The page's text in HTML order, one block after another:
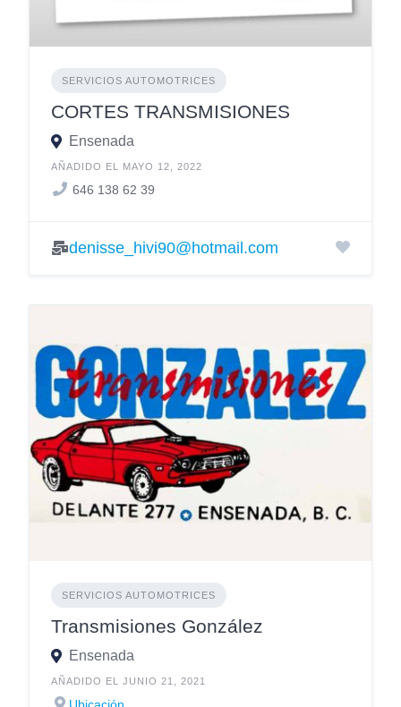
SERVICIOS AUTOMOTRICES
CORTES TRANSMISIONES
Ensenada
AÑADIDO EL MAYO 12, 2022
646 138 62 39
denisse_hivi90@hotmail.com
SERVICIOS AUTOMOTRICES
Transmisiones González
Ensenada
AÑADIDO EL JUNIO 21, 2021